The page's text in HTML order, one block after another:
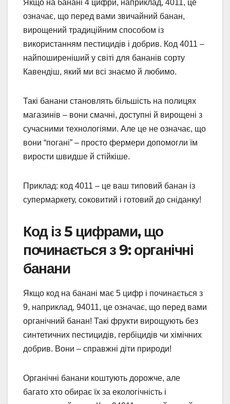
Якщо на банані 4 цифри, наприклад, 4011, це
означає, що перед вами звичайний банан,
вирощений традиційним способом із
використанням пестицидів і добрив. Код 4011 –
найпоширеніший у світі для бананів сорту
Кавендіш, який ми всі знаємо й любимо.
Такі банани становлять більшість на полицях
магазинів – вони смачні, доступні й вирощені з
сучасними технологіями. Але це не означає, що
вони “погані” – просто фермери допомогли їм
вирости швидше й стійкіше.
Приклад: код 4011 – це ваш типовий банан із
супермаркету, соковитий і готовий до сніданку!
Код із 5 цифрами, що
починається з 9: органічні
банани
Якщо код на банані має 5 цифр і починається з
9, наприклад, 94011, це означає, що перед вами
органічний банан! Такі фрукти вирощують без
синтетичних пестицидів, гербіцидів чи хімічних
добрив. Вони – справжні діти природи!
Органічні банани коштують дорожче, але
багато хто обирає їх за екологічність і